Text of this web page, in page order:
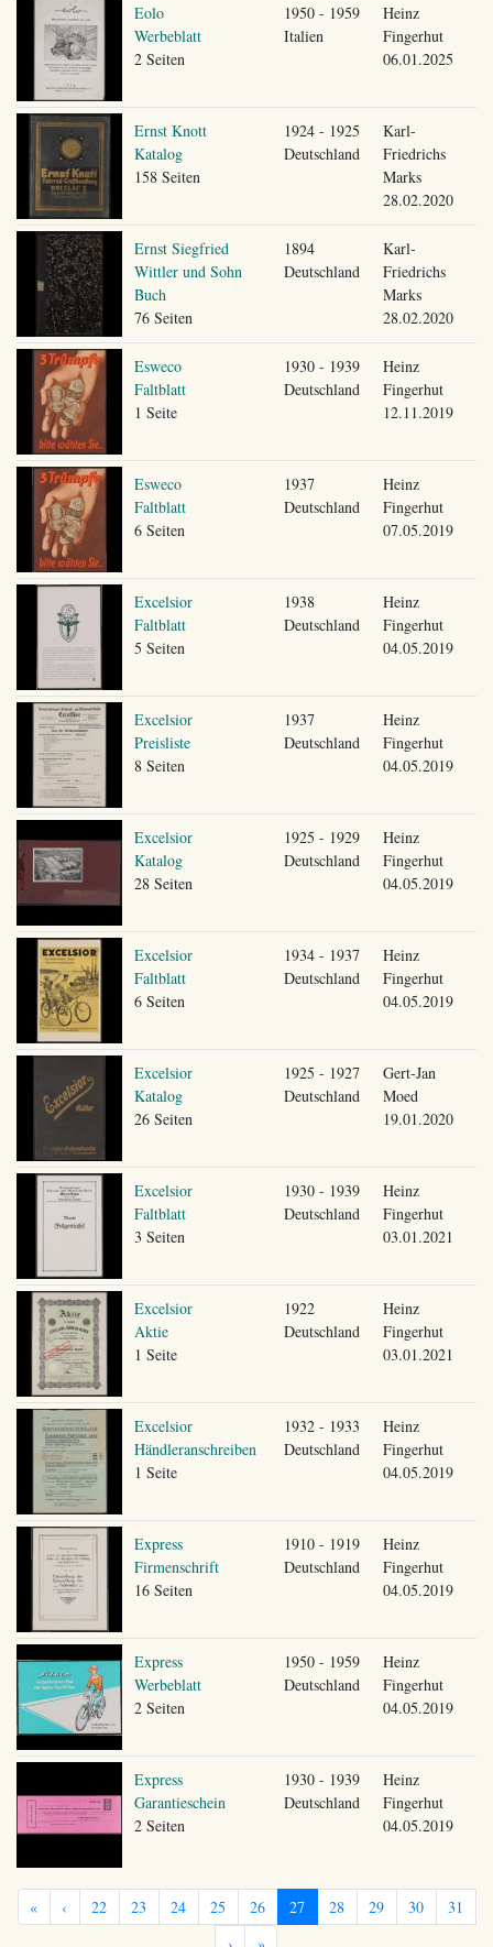
Eolo
Werbeblatt
2 Seiten
1950 - 1959
Italien
Heinz
Fingerhut
06.01.2025
Ernst Knott
Katalog
158 Seiten
1924 - 1925
Deutschland
Karl-
Friedrichs
Marks
28.02.2020
Ernst Siegfried
Wittler und Sohn
Buch
76 Seiten
1894
Deutschland
Karl-
Friedrichs
Marks
28.02.2020
Esweco
Faltblatt
1 Seite
1930 - 1939
Deutschland
Heinz
Fingerhut
12.11.2019
Esweco
Faltblatt
6 Seiten
1937
Deutschland
Heinz
Fingerhut
07.05.2019
Excelsior
Faltblatt
5 Seiten
1938
Deutschland
Heinz
Fingerhut
04.05.2019
Excelsior
Preisliste
8 Seiten
1937
Deutschland
Heinz
Fingerhut
04.05.2019
Excelsior
Katalog
28 Seiten
1925 - 1929
Deutschland
Heinz
Fingerhut
04.05.2019
Excelsior
Faltblatt
6 Seiten
1934 - 1937
Deutschland
Heinz
Fingerhut
04.05.2019
Excelsior
Katalog
26 Seiten
1925 - 1927
Deutschland
Gert-Jan
Moed
19.01.2020
Excelsior
Faltblatt
3 Seiten
1930 - 1939
Deutschland
Heinz
Fingerhut
03.01.2021
Excelsior
Aktie
1 Seite
1922
Deutschland
Heinz
Fingerhut
03.01.2021
Excelsior
Händleranschreiben
1 Seite
1932 - 1933
Deutschland
Heinz
Fingerhut
04.05.2019
Express
Firmenschrift
16 Seiten
1910 - 1919
Deutschland
Heinz
Fingerhut
04.05.2019
Express
Werbeblatt
2 Seiten
1950 - 1959
Deutschland
Heinz
Fingerhut
04.05.2019
Express
Garantieschein
2 Seiten
1930 - 1939
Deutschland
Heinz
Fingerhut
04.05.2019
« ‹ 22 23 24 25 26 27 28 29 30
31
›
»